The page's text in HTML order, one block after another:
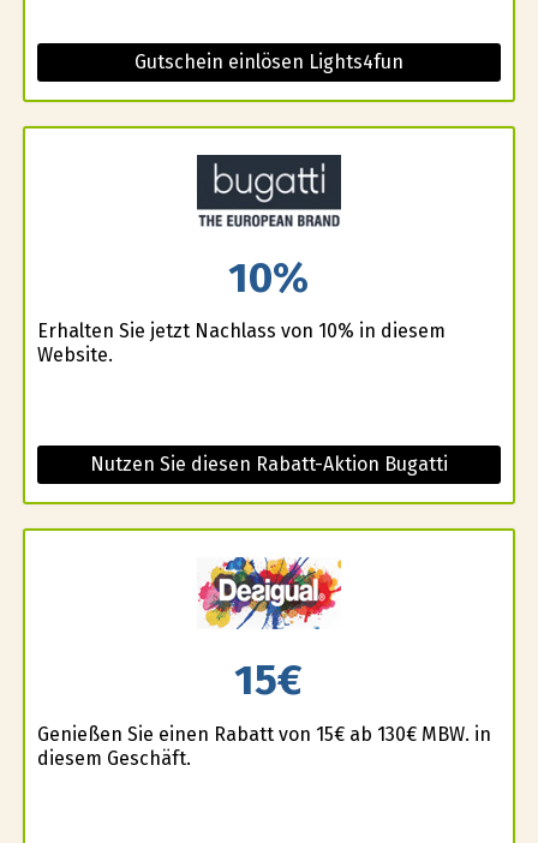
Gutschein einlösen Lights4fun
10%
Erhalten Sie jetzt Nachlass von 10% in diesem
Website.
Nutzen Sie diesen Rabatt-Aktion Bugatti
15€
Genießen Sie einen Rabatt von 15€ ab 130€ MBW. in
diesem Geschäft.